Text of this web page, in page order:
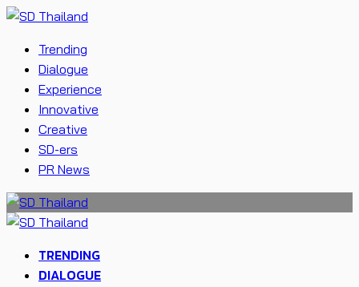
Trending
Dialogue
Experience
Innovative
Creative
SD-ers
PR News
TRENDING
DIALOGUE